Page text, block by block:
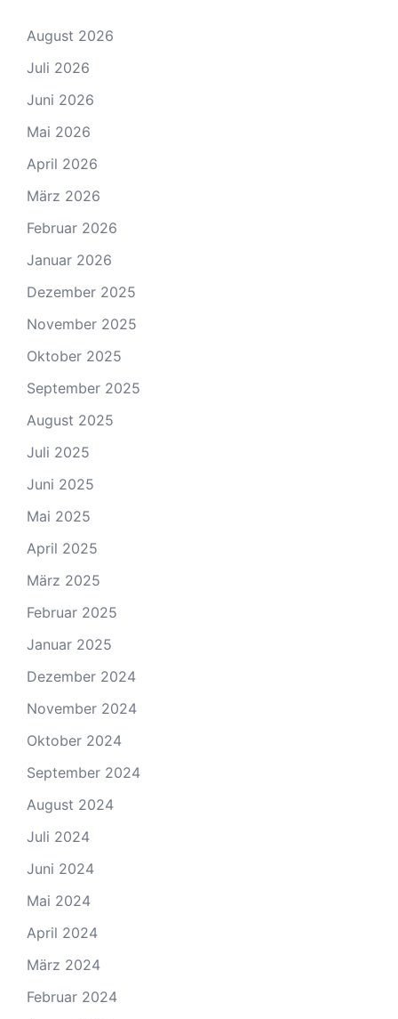
August 2026
Juli 2026
Juni 2026
Mai 2026
April 2026
März 2026
Februar 2026
Januar 2026
Dezember 2025
November 2025
Oktober 2025
September 2025
August 2025
Juli 2025
Juni 2025
Mai 2025
April 2025
März 2025
Februar 2025
Januar 2025
Dezember 2024
November 2024
Oktober 2024
September 2024
August 2024
Juli 2024
Juni 2024
Mai 2024
April 2024
März 2024
Februar 2024